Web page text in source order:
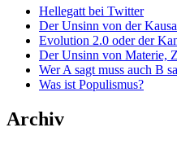
Hellegatt bei Twitter
Der Unsinn von der
Evolution 2.0 oder der
Der Unsinn von Materie,
Wer A sagt muss auch B
Was ist Populismus?
Archiv